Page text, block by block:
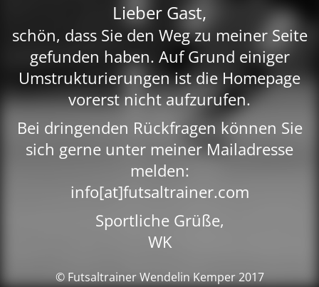
Lieber Gast,
schön, dass Sie den Weg zu meiner Seite
gefunden haben. Auf Grund einiger
Umstrukturierungen ist die Homepage
vorerst nicht aufzurufen.
Bei dringenden Rückfragen können Sie
sich gerne unter meiner Mailadresse
melden:
info[at]futsaltrainer.com
Sportliche Grüße,
WK
© Futsaltrainer Wendelin Kemper 2017